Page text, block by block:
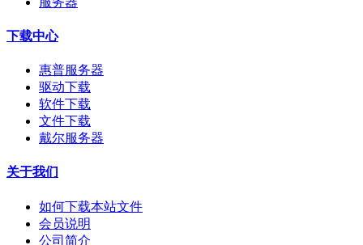
下载中心
惠普服务器
驱动下载
软件下载
文件下载
戴尔服务器
关于我们
如何下载本站文件
会员说明
公司简介